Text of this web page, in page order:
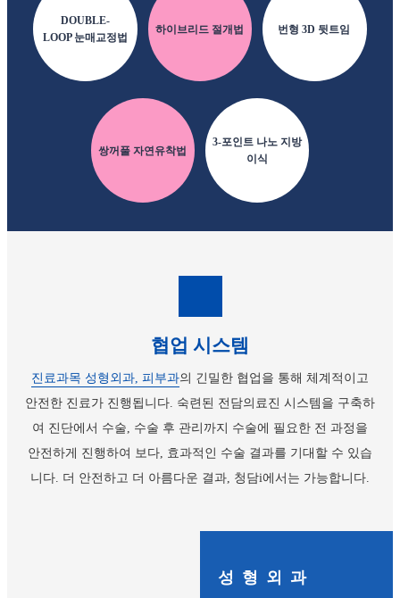
DOUBLE-
LOOP눈매교정법
하이브리드 절개법 번형 3D 뒷트임
쌍꺼풀자연유착법
3-포인트 나노 지방
이식
협업 시스템
진료과목 성형외과, 피부과의 긴밀한 협업을 통해 체계적이고
안전한 진료가 진행됩니다. 숙련된 전담의료진 시스템을 구축하
여 진단에서 수술, 수술 후 관리까지 수술에 필요한 전 과정을
안전하게 진행하여 보다, 효과적인 수술 결과를 기대할 수 있습
니다. 더 안전하고 더 아름다운 결과, 청담i에서는 가능합니다.
성형외과